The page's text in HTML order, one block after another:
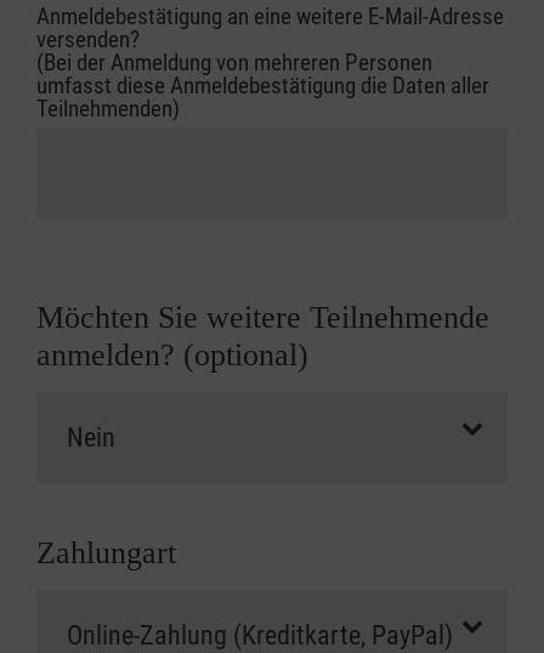
Anmeldebestätigung an eine weitere E-Mail-Adresse
versenden?
(Bei der Anmeldung von mehreren Personen
umfasst diese Anmeldebestätigung die Daten aller
Teilnehmenden)
Möchten Sie weitere Teilnehmende
anmelden? (optional)
Zahlungart